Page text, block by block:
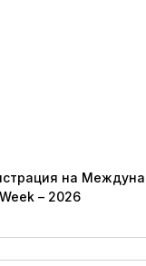
на
– 2026